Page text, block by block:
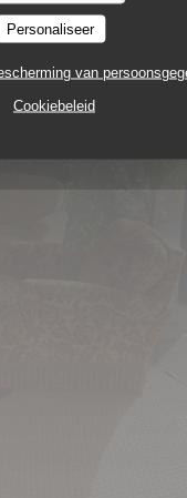
Personaliseer
van
Cookiebeleid
venster))